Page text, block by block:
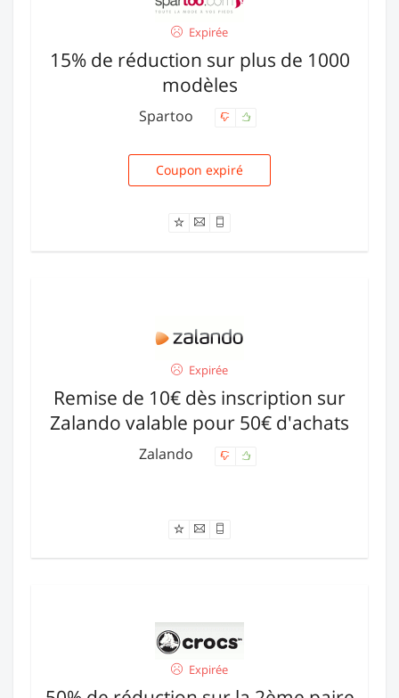
Expirée
15% de réduction sur plus de 1000
modèles
Spartoo
XMAS12
Coupon expiré
Expirée
Remise de 10€ dès inscription sur
Zalando valable pour 50€ d'achats
Zalando
Expirée